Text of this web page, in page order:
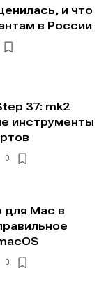
и что
в России
37: mk2
инструменты
0
для Mac в
0